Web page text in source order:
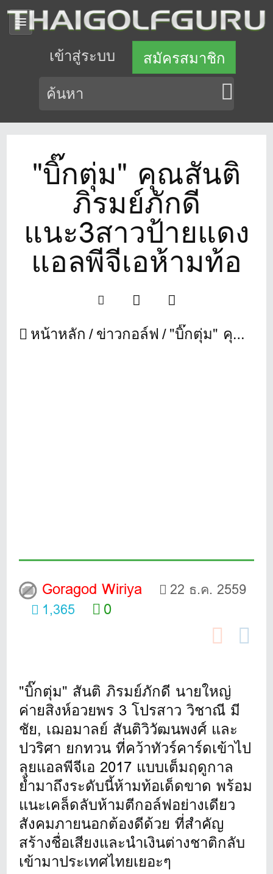
เข้าสู่ระบบ สมัครสมาชิก
"บิ๊กตุ่ม" คุณสันติ
ภิรมย์ภักดี
แนะ3สาวป้ายแดง
แอลพีจีเอห้ามท้อ
หน้าหลัก ข่าวกอล์ฟ "บิ๊กตุ่ม" คุณสันติ ภิรมย์ภักดี แนะ3สาวป้ายแดงแอลพีจีเอห้ามท้อ
Goragod Wiriya
22 ธ.ค. 2559
1,365
0
"บิ๊กตุ่ม" สันติ ภิรมย์ภักดี นายใหญ่
ค่ายสิงห์อวยพร 3 โปรสาว วิชาณี มี
ชัย, เฌอมาลย์ สันติวิวัฒนพงศ์ และ
ปวริศา ยกทวน ที่คว้าทัวร์คาร์ดเข้าไป
ลุยแอลพีจีเอ 2017 แบบเต็มฤดูกาล
ย้ำมาถึงระดับนี้ห้ามท้อเด็ดขาด พร้อม
แนะเคล็ดลับห้ามตีกอล์ฟอย่างเดียว
สังคมภายนอกต้องดีด้วย ที่สำคัญ
สร้างชื่อเสียงและนำเงินต่างชาติกลับ
เข้ามาประเทศไทยเยอะๆ